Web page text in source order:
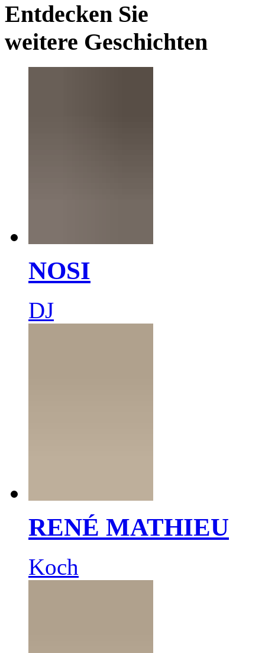
Entdecken Sie
weitere Geschichten
NOSI
DJ
RENÉ MATHIEU
Koch